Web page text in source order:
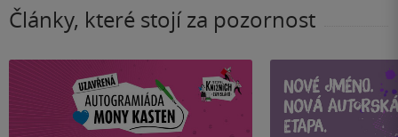
Články, které stojí za pozornost